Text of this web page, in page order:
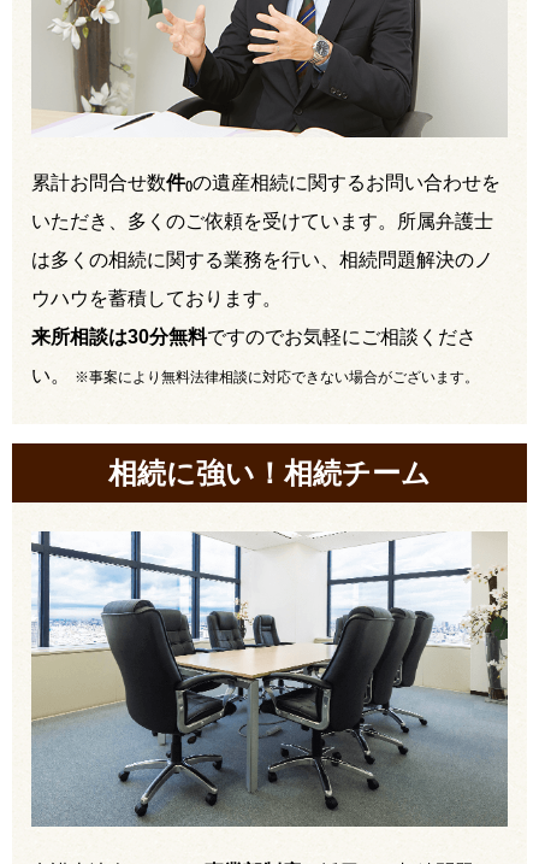
累計お問合せ数件()の遺産相続に関するお問い合わせを
いただき、多くのご依頼を受けています。所属弁護士
は多くの相続に関する業務を行い、相続問題解決のノ
ウハウを蓄積しております。
来所相談は30分無料ですのでお気軽にご相談くださ
い。
※事案により無料法律相談に対応できない場合がございます。
相続に強い！相続チーム